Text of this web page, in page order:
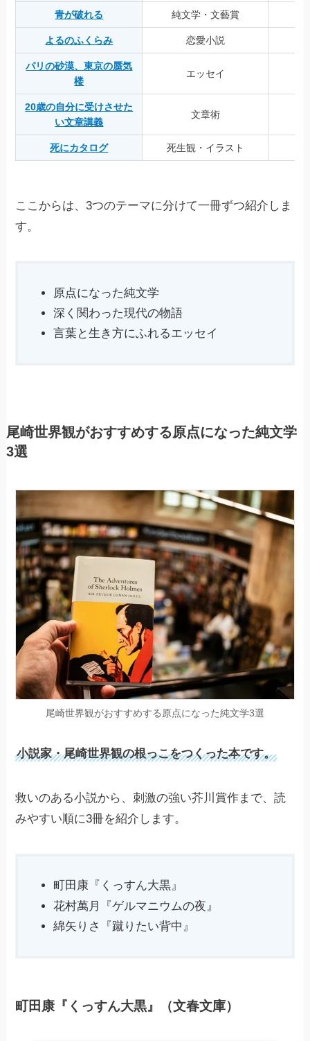
青が破れる 純文学・文藝賞
よるのふくらみ 恋愛小説
パリの砂漠、東京の蜃気
楼
エッセイ
20歳の自分に受けさせた
い文章講義
文章術
死にカタログ 死生観・イラスト
ここからは、3つのテーマに分けて一冊ずつ紹介しま
す。
原点になった純文学
深く関わった現代の物語
言葉と生き方にふれるエッセイ
尾崎世界観がおすすめする原点になった純文学
3選
尾崎世界観がおすすめする原点になった純文学3選
小説家・尾崎世界観の根っこをつくった本です。
救いのある小説から、刺激の強い芥川賞作まで、読
みやすい順に3冊を紹介します。
町田康『くっすん大黒』
花村萬月『ゲルマニウムの夜』
綿矢りさ『蹴りたい背中』
町田康『くっすん大黒』（文春文庫）